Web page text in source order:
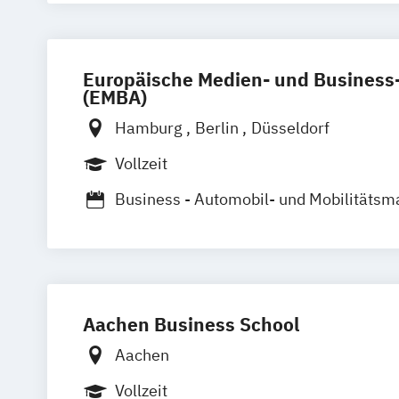
Europäische Medien- und
(EMBA)
Hamburg Berlin
Düsseldorf
Vollzeit
Business - Automobil- und
Business - Sport- Fitness- und
Marketing - Werbe- und
Aachen Business School
Aachen
Vollzeit